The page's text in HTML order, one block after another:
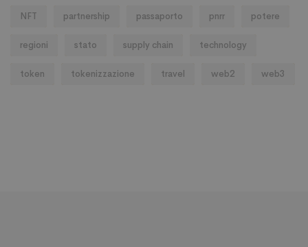
NFT partnership passaporto pnrr potere
regioni stato supply chain technology
token tokenizzazione travel web2 web3